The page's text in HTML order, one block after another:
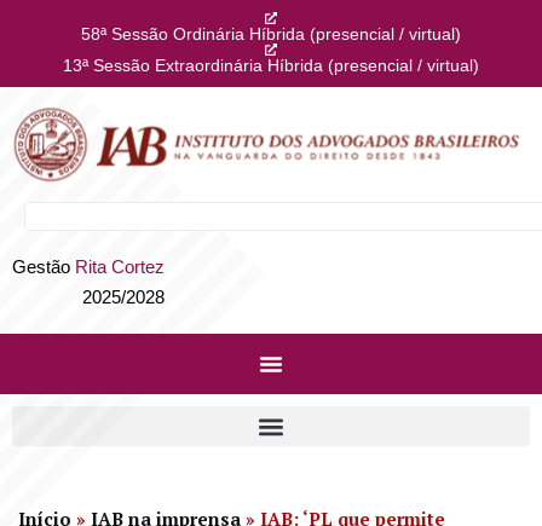
58ª Sessão Ordinária Híbrida (presencial / virtual)
13ª Sessão Extraordinária Híbrida (presencial / virtual)
Gestão Rita Cortez
2025/2028
Início » IAB na imprensa » IAB: ‘PL que permite